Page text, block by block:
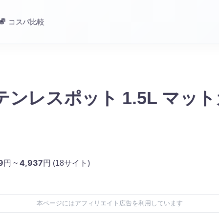
コスパ比較
ンレスポット 1.5L マッ
円 ~ 4,937円 (18サイト)
本ページにはアフィリエイト広告を利用しています